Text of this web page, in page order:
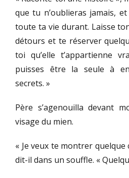
que tu n’oublieras jamais,
toute ta vie durant. Laisse
détours et te réserver
toi qu’elle t’appartienne
puisses être la seule à
secrets. »
Père s’agenouilla devant
visage du mien.
« Je veux te montrer quelque
dit-il dans un souffle. «